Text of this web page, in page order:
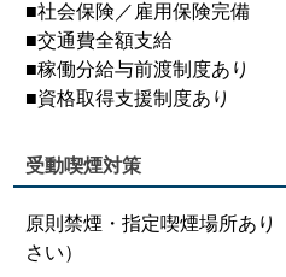
■社会保険／雇用保険完備
■交通費全額支給
■稼働分給与前渡制度あり
■資格取得支援制度あり
受動喫煙対策
原則禁煙・指定喫煙場所あ
さい）